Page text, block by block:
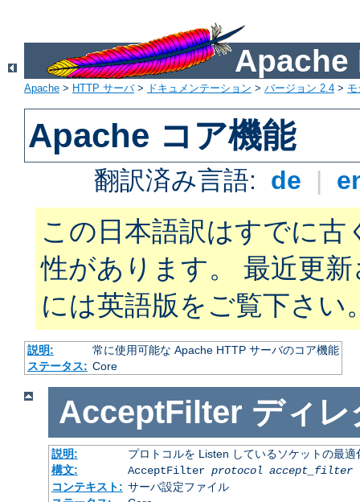
Apache
Apache > HTTP サーバ> ドキュメンテーション > バージョン 2.4 >
Apache コア機能
翻訳済み言語: de |
この日本語訳はすでに古
性があります。 最近更
には英語版をご覧下さい
説明:
常に使用可能な Apache HTTP サーバのコア機能
ステータス: Core
AcceptFilter ディレ
説明:
プロトコルを Listen しているソケットの最適
構文:
AcceptFilter protocol accept_filter
コンテキスト: サーバ設定ファイル